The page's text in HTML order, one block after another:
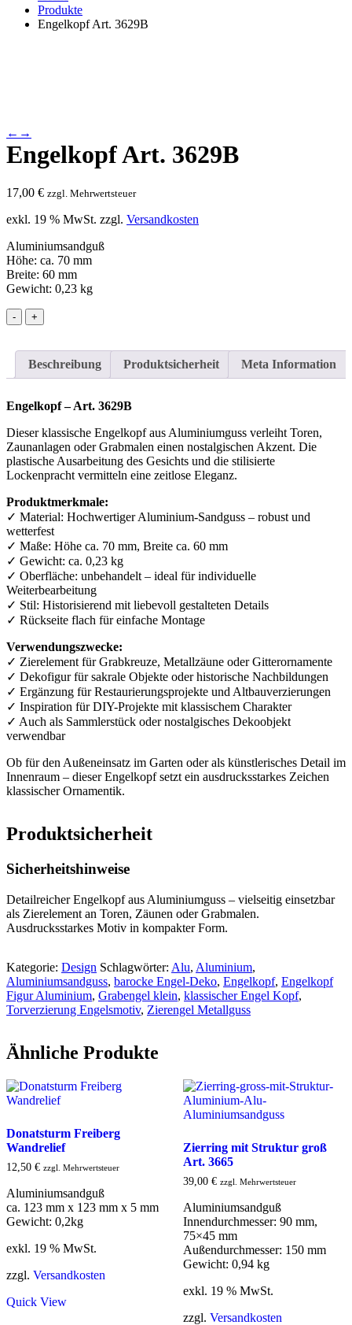
Produkte
Engelkopf Art. 3629B
← →
Engelkopf Art. 3629B
17,00 € zzgl. Mehrwertsteuer
exkl. 19 % MwSt. zzgl. Versandkosten
Aluminiumsandguß
Höhe: ca. 70 mm
Breite: 60 mm
Gewicht: 0,23 kg
- +
Beschreibung Produktsicherheit Meta Information
Engelkopf – Art. 3629B
Dieser klassische Engelkopf aus Aluminiumguss verleiht Toren,
Zaunanlagen oder Grabmalen einen nostalgischen Akzent. Die
plastische Ausarbeitung des Gesichts und die stilisierte
Lockenpracht vermitteln eine zeitlose Eleganz.
Produktmerkmale:
✓ Material: Hochwertiger Aluminium-Sandguss – robust und
wetterfest
✓ Maße: Höhe ca. 70 mm, Breite ca. 60 mm
✓ Gewicht: ca. 0,23 kg
✓ Oberfläche: unbehandelt – ideal für individuelle
Weiterbearbeitung
✓ Stil: Historisierend mit liebevoll gestalteten Details
✓ Rückseite flach für einfache Montage
Verwendungszwecke:
✓ Zierelement für Grabkreuze, Metallzäune oder Gitterornamente
✓ Dekofigur für sakrale Objekte oder historische Nachbildungen
✓ Ergänzung für Restaurierungsprojekte und Altbauverzierungen
✓ Inspiration für DIY-Projekte mit klassischem Charakter
✓ Auch als Sammlerstück oder nostalgisches Dekoobjekt
verwendbar
Ob für den Außeneinsatz im Garten oder als künstlerisches Detail im
Innenraum – dieser Engelkopf setzt ein ausdrucksstarkes Zeichen
klassischer Ornamentik.
Produktsicherheit
Sicherheitshinweise
Detailreicher Engelkopf aus Aluminiumguss – vielseitig einsetzbar
als Zierelement an Toren, Zäunen oder Grabmalen.
Ausdrucksstarkes Motiv in kompakter Form.
Kategorie: Design Schlagwörter: Alu, Aluminium,
Aluminiumsandguss, barocke Engel-Deko, Engelkopf, Engelkopf
Figur Aluminium, Grabengel klein, klassischer Engel Kopf,
Torverzierung Engelsmotiv, Zierengel Metallguss
Ähnliche Produkte
Donatsturm Freiberg
Wandrelief
12,50 € zzgl. Mehrwertsteuer
Aluminiumsandguß
ca. 123 mm x 123 mm x 5 mm
Gewicht: 0,2kg
exkl. 19 % MwSt.
zzgl. Versandkosten
Quick View
Zierring mit Struktur groß
Art. 3665
39,00 € zzgl. Mehrwertsteuer
Aluminiumsandguß
Innendurchmesser: 90 mm,
75×45 mm
Außendurchmesser: 150 mm
Gewicht: 0,94 kg
exkl. 19 % MwSt.
zzgl. Versandkosten